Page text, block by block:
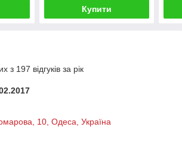
Купити
з 197 відгуків за рік
10, Одеса, Україна